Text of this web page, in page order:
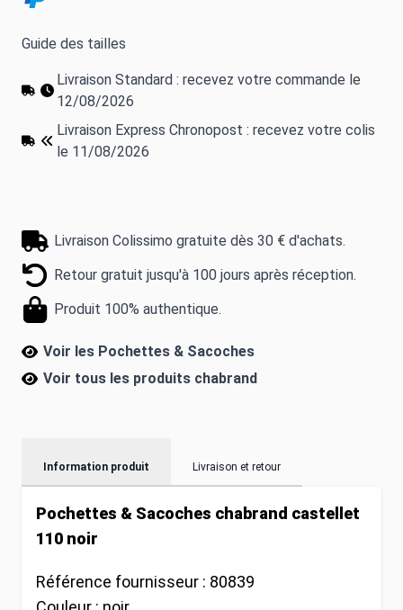
Guide des tailles
Livraison Standard : recevez votre commande le
12/08/2026
Livraison Express Chronopost : recevez votre colis
le 11/08/2026
Livraison Colissimo gratuite dès 30 € d'achats.
Retour gratuit jusqu'à 100 jours après réception.
Produit 100% authentique.
Voir les Pochettes & Sacoches
Voir tous les produits chabrand
Information produit Livraison et retour
Pochettes & Sacoches chabrand castellet
110 noir
Référence fournisseur : 80839